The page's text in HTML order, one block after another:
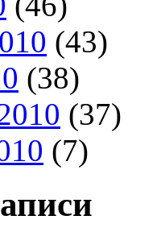
(43)
(38)
(37)
(7)